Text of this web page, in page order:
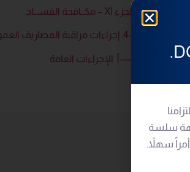
–الجزء XI – مكــافحة الفســـاد
—4. إجراءات مراقبة المصاريف العمومية
—-أ. الإجراءات العامة
سلسة
سهلاً.